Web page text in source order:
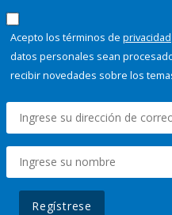
Acepto los términos de privacidad
datos personales sean
recibir novedades sobre los
Regístrese